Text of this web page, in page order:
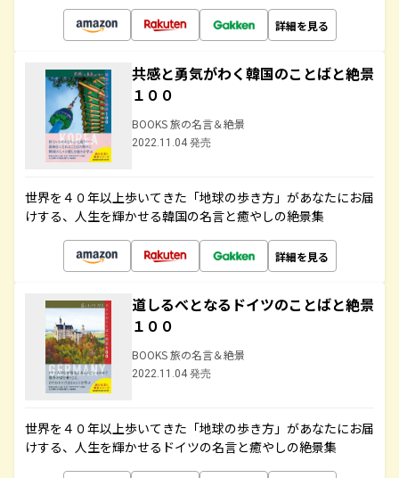
詳細を見る
共感と勇気がわく韓国のことばと絶景
１００
BOOKS 旅の名言＆絶景
2022.11.04 発売
世界を４０年以上歩いてきた「地球の歩き方」があなたにお届
けする、人生を輝かせる韓国の名言と癒やしの絶景集
詳細を見る
道しるべとなるドイツのことばと絶景
１００
BOOKS 旅の名言＆絶景
2022.11.04 発売
世界を４０年以上歩いてきた「地球の歩き方」があなたにお届
けする、人生を輝かせるドイツの名言と癒やしの絶景集